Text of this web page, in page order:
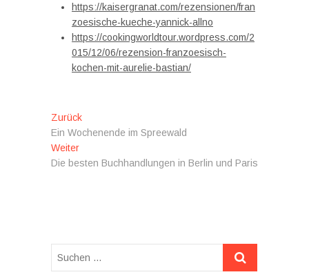
https://kaisergranat.com/rezensionen/fran
zoesische-kueche-yannick-allno
https://cookingworldtour.wordpress.com/2
015/12/06/rezension-franzoesisch-
kochen-mit-aurelie-bastian/
Beitragsnavigation
ZurückVorheriger
Beitrag:
Ein Wochenende im Spreewald
WeiterNächster
Beitrag:
Die besten Buchhandlungen in Berlin und Paris
Suchen